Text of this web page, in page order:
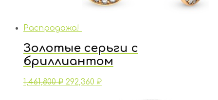
Распродажа!
Золотые серьги с
бриллиантом
1,461,800₽ 292,360 ₽